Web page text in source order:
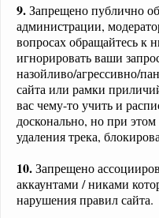
9.Запрещено публично
администрации,
вопросах обращайтесь к
игнорировать ваши
назойливо/агрессивно/
сайта или рамки
вас чему-то учить и
досконально, но при
удаления трека,
10.Запрещено
аккаунтами / никами
нарушения правил сайта.